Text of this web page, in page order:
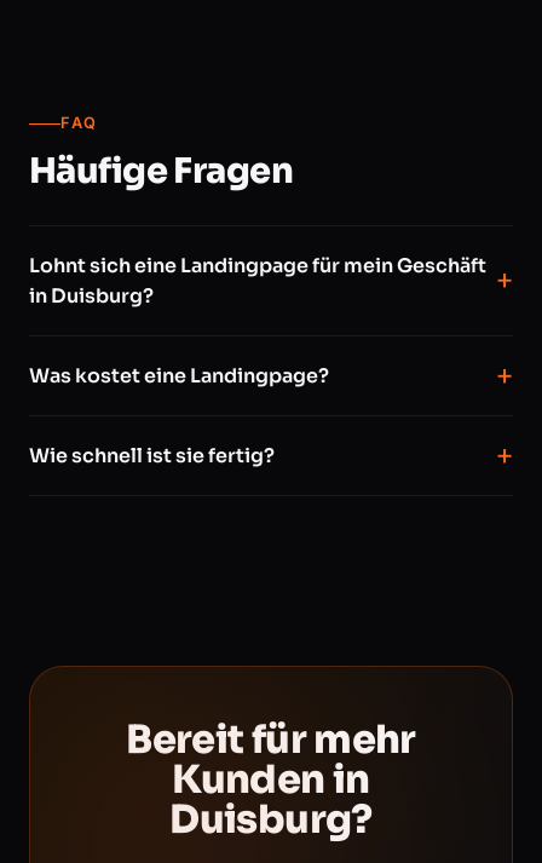
FAQ
Häufige Fragen
Lohnt sich eine Landingpage für mein Geschäft
in Duisburg?
Was kostet eine Landingpage?
Wie schnell ist sie fertig?
Bereit für mehr
Kunden in
Duisburg?